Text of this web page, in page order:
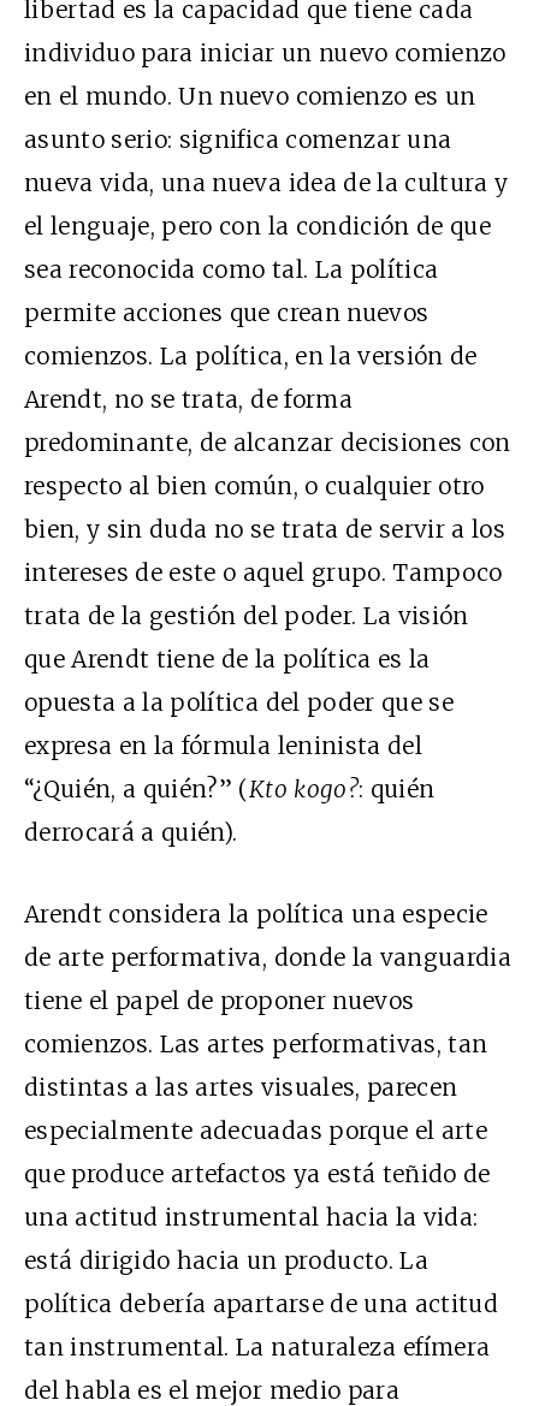
libertad es la capacidad que tiene cada
individuo para iniciar un nuevo comienzo
en el mundo. Un nuevo comienzo es un
asunto serio: significa comenzar una
nueva vida, una nueva idea de la cultura y
el lenguaje, pero con la condición de que
sea reconocida como tal. La política
permite acciones que crean nuevos
comienzos. La política, en la versión de
Arendt, no se trata, de forma
predominante, de alcanzar decisiones con
respecto al bien común, o cualquier otro
bien, y sin duda no se trata de servir a los
intereses de este o aquel grupo. Tampoco
trata de la gestión del poder. La visión
que Arendt tiene de la política es la
opuesta a la política del poder que se
expresa en la fórmula leninista del
“¿Quién, a quién?” (Kto kogo?: quién
derrocará a quién).
Arendt considera la política una especie
de arte performativa, donde la vanguardia
tiene el papel de proponer nuevos
comienzos. Las artes performativas, tan
distintas a las artes visuales, parecen
especialmente adecuadas porque el arte
que produce artefactos ya está teñido de
una actitud instrumental hacia la vida:
está dirigido hacia un producto. La
política debería apartarse de una actitud
tan instrumental. La naturaleza efímera
del habla es el mejor medio para